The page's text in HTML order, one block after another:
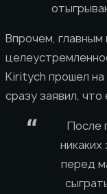
Впрочем, главным
Kiritych прошел
сразу заявил,
После
перед